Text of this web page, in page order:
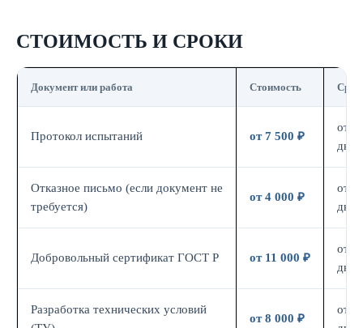
СТОИМОСТЬ И СРОКИ
Документ или работа Стоимость Срок
Протокол испытаний от 7 500 ₽
от 7
дн.
Отказное письмо (если документ не
требуется)
от 4 000 ₽
от 3
дн.
Добровольный сертификат ГОСТ Р от 11 000 ₽
от 7
дн.
Разработка технических условий
от 8 000 ₽
от 5